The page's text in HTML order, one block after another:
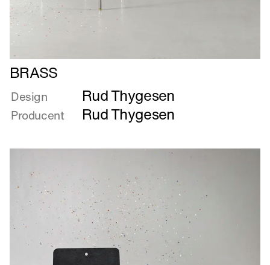
Læs
mere
om
BRASS
BRASS
Design Rud Thygesen
Producent Rud Thygesen